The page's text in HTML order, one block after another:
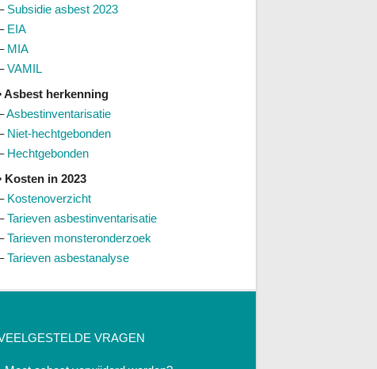
Subsidie asbest 2023
EIA
MIA
VAMIL
Asbest herkenning
Asbestinventarisatie
Niet-hechtgebonden
Hechtgebonden
Kosten in 2023
Kostenoverzicht
Tarieven asbestinventarisatie
Tarieven monsteronderzoek
Tarieven asbestanalyse
VRAGEN